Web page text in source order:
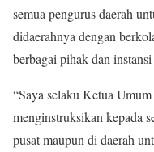
semua pengurus daerah
didaerahnya dengan
berbagai pihak dan
“Saya selaku Ketua
menginstruksikan kepada
pusat maupun di daerah